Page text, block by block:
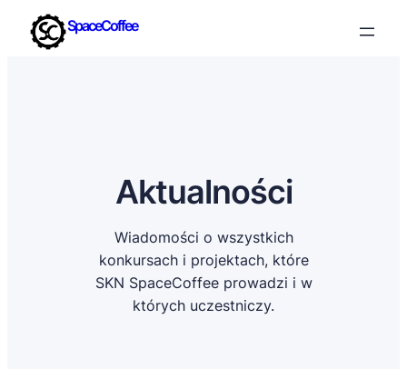
SpaceCoffee
Aktualności
Wiadomości o wszystkich
konkursach i projektach, które
SKN SpaceCoffee prowadzi i w
których uczestniczy.